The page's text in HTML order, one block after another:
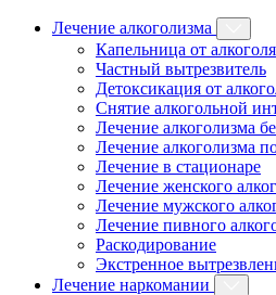
Лечение алкоголизма
Капельница от алкоголя
Частный вытрезвитель
Детоксикация от
Снятие алкогольной
Лечение алкоголизма
Лечение алкоголизма
Лечение в стационаре
Лечение женского
Лечение мужского
Лечение пивного
Раскодирование
Экстренное
Лечение наркомании